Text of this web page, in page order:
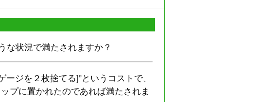
な状況で満たされますか？
ジを２枚捨てる]”というコストで、
プに置かれたのであれば満たされま